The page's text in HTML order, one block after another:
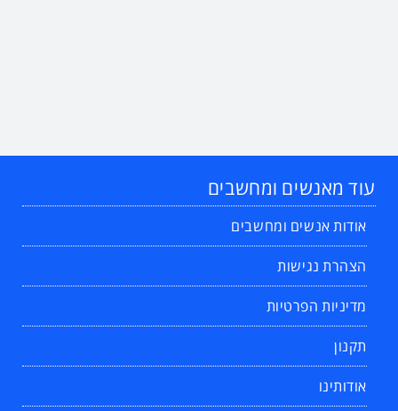
עוד מאנשים ומחשבים
אודות אנשים ומחשבים
הצהרת נגישות
מדיניות הפרטיות
תקנון
אודותינו